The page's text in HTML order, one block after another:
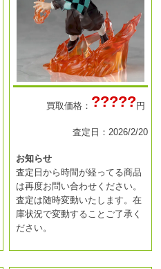
買取価格： ?????円
査定日：2026/2/20
お知らせ
査定日から時間が経ってる商品
は再度お問い合わせください。
査定は随時変動いたします。在
庫状況で変動することご了承く
ださい。